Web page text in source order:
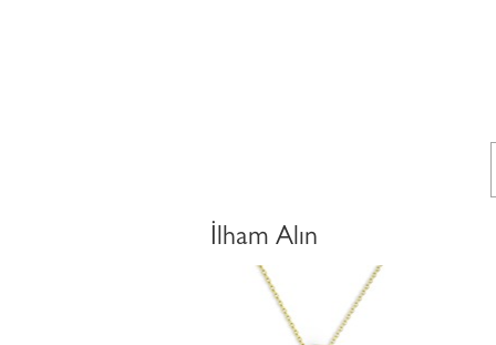
İlham Alın